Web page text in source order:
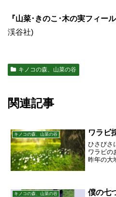
『山菜･きのこ･木の実フィール
渓谷社)
キノコの森、山菜の谷
関連記事
キノコの森、山菜の谷 ワラビ
ひさびさ
ワラビの
昨年の大
的地まで
キノコの森、山菜の谷 僕の七